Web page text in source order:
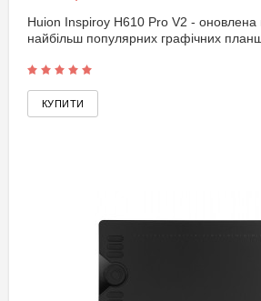
Huion Inspiroy H610 Pro V2 - оновлена
найбільш популярних графічних